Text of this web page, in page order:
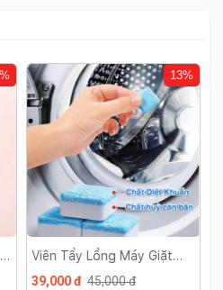
13%
Viên Tẩy Lồng Máy Giặt
Hộp 12 Viên
39,000 đ 45,000 đ